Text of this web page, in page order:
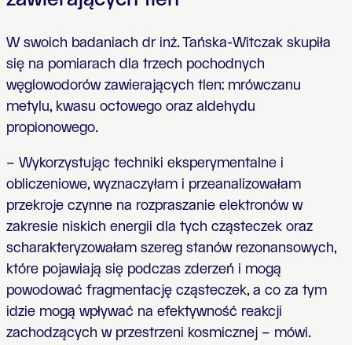
W swoich badaniach dr inż. Tańska-Witczak skupiła
się na pomiarach dla trzech pochodnych
węglowodorów zawierających tlen: mrówczanu
metylu, kwasu octowego oraz aldehydu
propionowego.
– Wykorzystując techniki eksperymentalne i
obliczeniowe, wyznaczyłam i przeanalizowałam
przekroje czynne na rozpraszanie elektronów w
zakresie niskich energii dla tych cząsteczek oraz
scharakteryzowałam szereg stanów rezonansowych,
które pojawiają się podczas zderzeń i mogą
powodować fragmentację cząsteczek, a co za tym
idzie mogą wpływać na efektywność reakcji
zachodzących w przestrzeni kosmicznej – mówi.